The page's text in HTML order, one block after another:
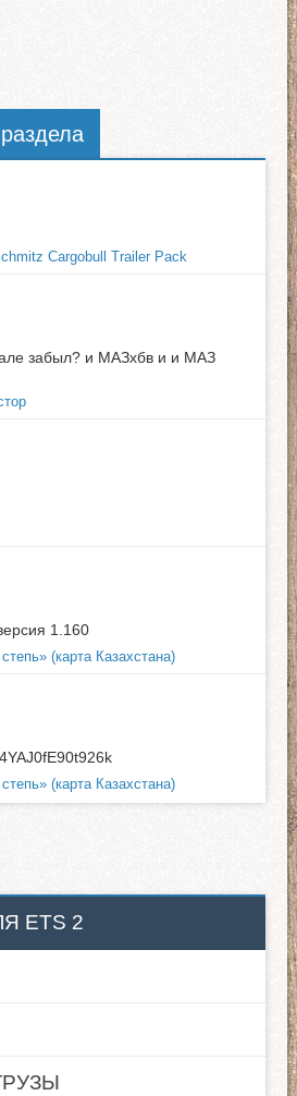
Cargobull Trailer Pack
забыл? и МАЗхбв и и МАЗ
1.160
(карта Казахстана)
(карта Казахстана)
ETS 2